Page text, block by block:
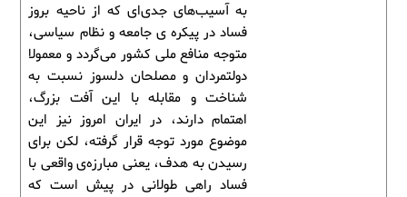
به آسیب‌های جدی‌ای که از ناحیه بروز
فساد در پیکره ی جامعه و نظام سیاسی،
متوجه منافع ملی کشور می‌گردد و معمولا
دولتمردان و مصلحان دلسوز نسبت به
شناخت و مقابله با این آفت بزرگ،
اهتمام دارند، در ایران امروز نیز این
موضوع مورد توجه قرار گرفته، لکن برای
رسیدن به هدف، یعنی مبارزه‌ی واقعی با
فساد راهی طولانی در پیش است که